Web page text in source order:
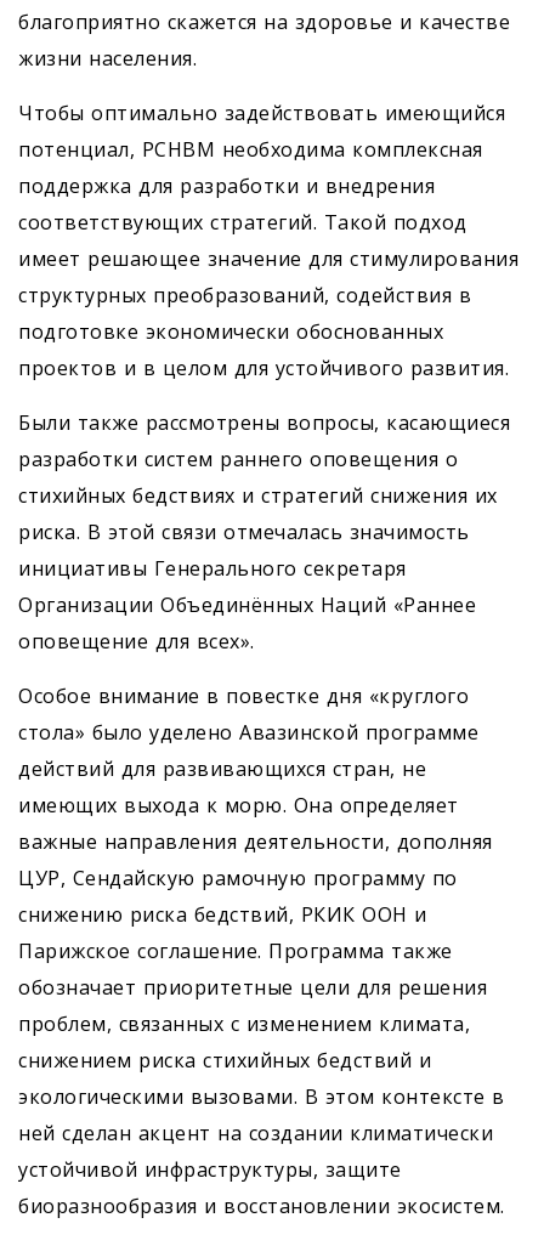
благоприятно скажется на здоровье и качестве
жизни населения.
Чтобы оптимально задействовать имеющийся
потенциал, РСНВМ необходима комплексная
поддержка для разработки и внедрения
соответствующих стратегий. Такой подход
имеет решающее значение для стимулирования
структурных преобразований, содействия в
подготовке экономически обоснованных
проектов и в целом для устойчивого развития.
Были также рассмотрены вопросы, касающиеся
разработки систем раннего оповещения о
стихийных бедствиях и стратегий снижения их
риска. В этой связи отмечалась значимость
инициативы Генерального секретаря
Организации Объединённых Наций «Раннее
оповещение для всех».
Особое внимание в повестке дня «круглого
стола» было уделено Авазинской программе
действий для развивающихся стран, не
имеющих выхода к морю. Она определяет
важные направления деятельности, дополняя
ЦУР, Сендайскую рамочную программу по
снижению риска бедствий, РКИК ООН и
Парижское соглашение. Программа также
обозначает приоритетные цели для решения
проблем, связанных с изменением климата,
снижением риска стихийных бедствий и
экологическими вызовами. В этом контексте в
ней сделан акцент на создании климатически
устойчивой инфраструктуры, защите
биоразнообразия и восстановлении экосистем.